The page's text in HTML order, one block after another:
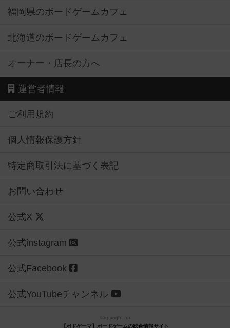
福岡県のボードゲームカフェ
北海道のボードゲームカフェ
オーナー・店長の方へ
運営者情報
ご利用規約
個人情報保護方針
特定商取引法に基づく表記
お問い合わせ
公式X
公式instagram
公式Facebook
公式YouTubeチャンネル
Copyright (c)
【ボドゲーマ】ボードゲームの総合情報サイト